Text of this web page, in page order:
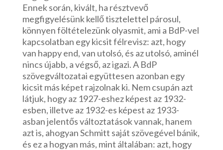
Ennek során, kivált, ha résztvevő
megfigyelésünk kellő tisztelettel párosul,
könnyen föltételezünk olyasmit, ami a BdP-vel
kapcsolatban egy kicsit félrevisz: azt, hogy
van happy end, van utolsó, és az utolsó, aminél
nincs újabb, a végső, az igazi. A BdP
szövegváltozatai együttesen azonban egy
kicsit más képet rajzolnak ki. Nem csupán azt
látjuk, hogy az 1927-eshez képest az 1932-
esben, illetve az 1932-es képest az 1933-
asban jelentős változtatások vannak, hanem
azt is, ahogyan Schmitt saját szövegével bánik,
és ez a hogyan más, mint általában: azt, hogy